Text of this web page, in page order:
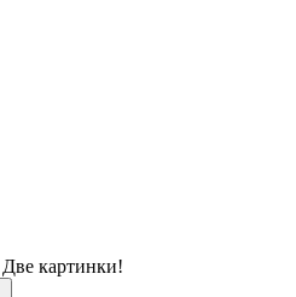
Две картинки!